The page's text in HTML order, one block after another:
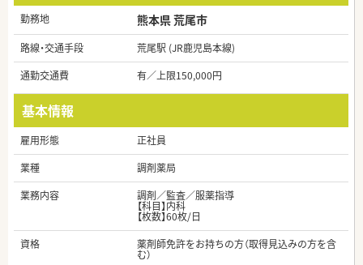
勤務地 熊本県 荒尾市
路線・交通手段
荒尾駅 (JR鹿児島本線)
通勤交通費
有／上限150,000円
基本情報
雇用形態
正社員
業種
調剤薬局
業務内容
調剤／監査／服薬指導
【科目】内科
【枚数】60枚/日
資格
薬剤師免許をお持ちの方（取得見込みの方を含
む）